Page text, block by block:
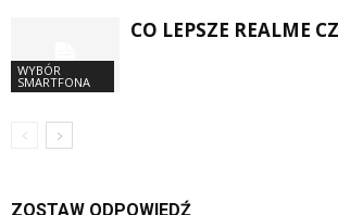
WYBÓR
SMARTFONA
CO LEPSZE REALME
ZOSTAW ODPOWIEDŹ